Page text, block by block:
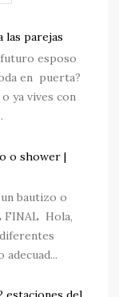
las parejas
esposo
en puerta?
ya vives con
o shower |
bautizo o
FINAL Hola,